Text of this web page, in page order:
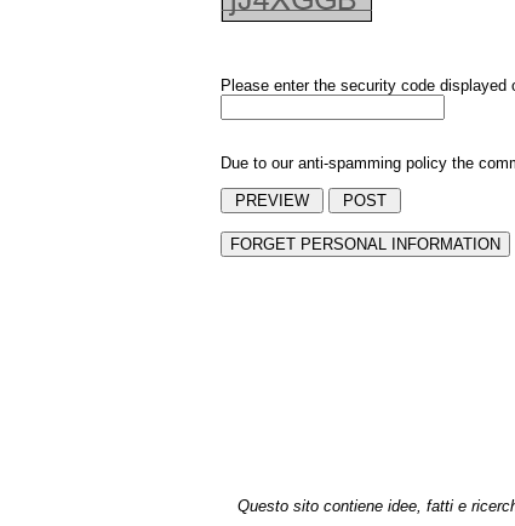
Please enter the security code displayed
Due to our anti-spamming policy the
Questo sito contiene idee, fatti e